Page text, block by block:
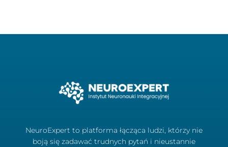
NeuroExpert to platforma łącząca ludzi, którzy nie
boją się zadawać trudnych pytań i nieustannie